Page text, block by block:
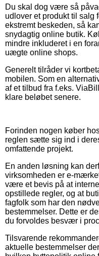
Du skal dog være så
udlover et produkt til salg
ekstremt beskeden, så
snydagtig online butik.
mindre inkluderet i en
uægte online shops.
Generelt tilråder vi
mobilen. Som en
af et tilbud fra f.eks.
klare beløbet senere.
Forinden nogen køber
reglen sætte sig ind i
omfattende projekt.
En anden løsning kan
virksomheden er e-
være et bevis på at
opstillede regler, og at
fagfolk som har den
bestemmelser. Dette er
du forvoldes besvær i
Tilsvarende
aktuelle bestemmelser